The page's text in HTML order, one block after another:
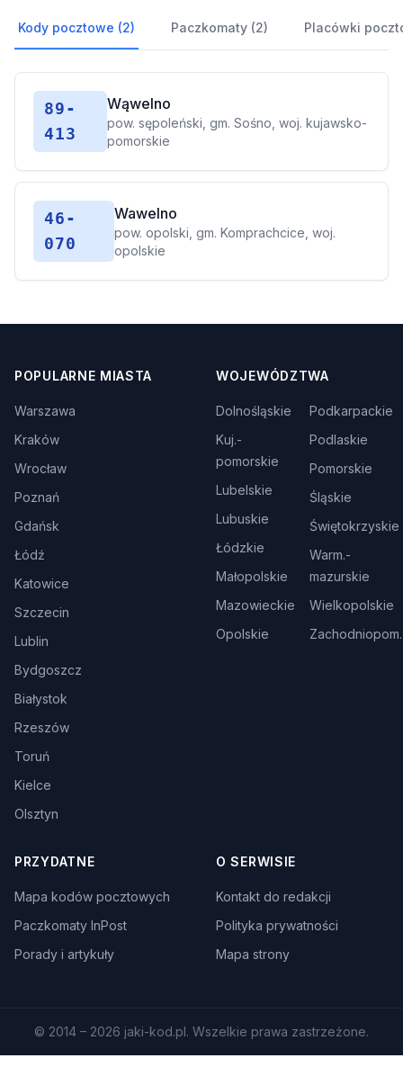
Kody pocztowe (2) Paczkomaty (2) Placówki
89-
413
Wąwelno
pow. sępoleński, gm. Sośno, woj. kujawsko-
pomorskie
46-
070
Wawelno
pow. opolski, gm. Komprachcice, woj.
opolskie
POPULARNE MIASTA
Warszawa
Kraków
Wrocław
Poznań
Gdańsk
Łódź
Katowice
Szczecin
Lublin
Bydgoszcz
Białystok
Rzeszów
Toruń
Kielce
Olsztyn
WOJEWÓDZTWA
Dolnośląskie
Kuj.-
pomorskie
Lubelskie
Lubuskie
Łódzkie
Małopolskie
Mazowieckie
Opolskie
Podkarpackie
Podlaskie
Pomorskie
Śląskie
Świętokrzyskie
Warm.-
mazurskie
Wielkopolskie
Zachodniopom.
PRZYDATNE
Mapa kodów pocztowych
Paczkomaty InPost
Porady i artykuły
O SERWISIE
Kontakt do redakcji
Polityka prywatności
Mapa strony
© 2014 – 2026 jaki-kod.pl. Wszelkie prawa zastrzeżone.